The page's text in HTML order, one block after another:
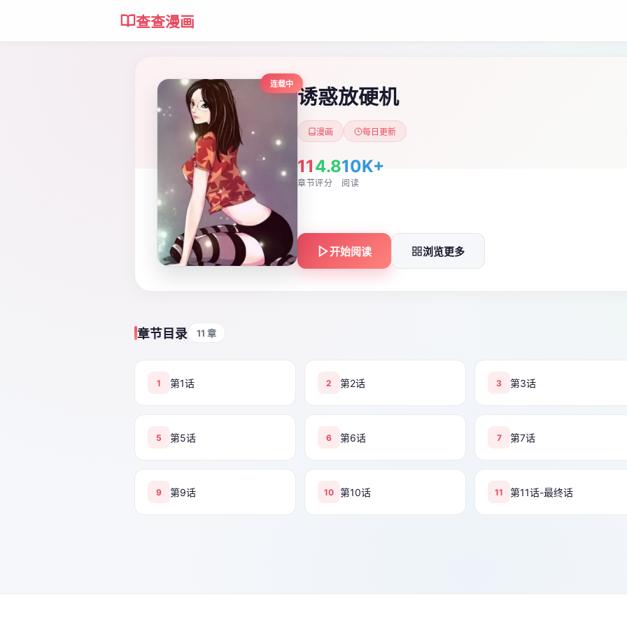
查查漫画
连载中
诱惑放硬机
漫画 每日更新
11
章节
4.8
评分
10K+
阅读
开始阅读 浏览更多
章节目录 11 章
1 第1话 2 第2话 3 第3话
5 第5话 6 第6话 7 第7话
9 第9话 10 第10话 11 第11话-最终话